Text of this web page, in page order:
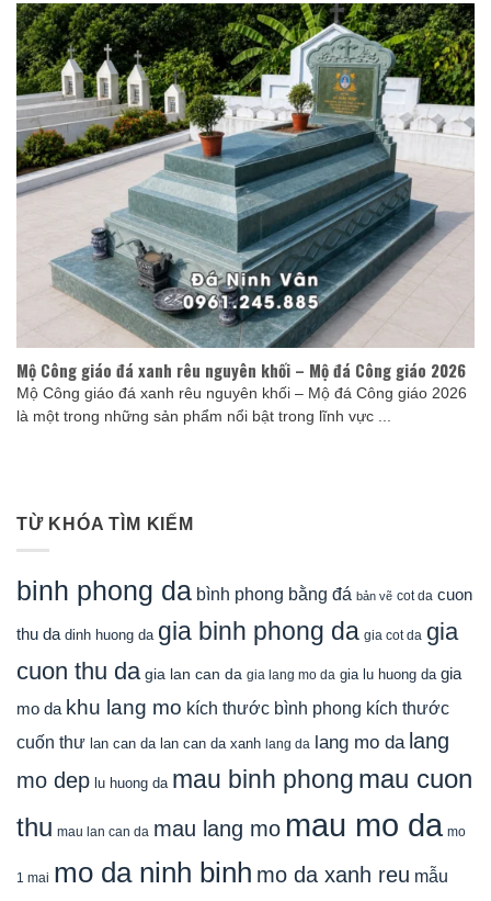
Mộ Công giáo đá xanh rêu nguyên khối – Mộ đá Công giáo 2026
Mộ Công giáo đá xanh rêu nguyên khối – Mộ đá Công giáo 2026
là một trong những sản phẩm nổi bật trong lĩnh vực ...
TỪ KHÓA TÌM KIẾM
binh phong da bình phong bằng đá bản vẽ cot da cuon
thu da dinh huong da gia binh phong da gia cot da gia
cuon thu da gia lan can da gia lang mo da gia lu huong da gia
mo da khu lang mo kích thước bình phong kích thước
cuốn thư lan can da lan can da xanh lang da lang mo da lang
mo dep lu huong da mau binh phong mau cuon
thu mau lan can da mau lang mo mau mo da mo
1 mai mo da ninh binh mo da xanh reu mẫu